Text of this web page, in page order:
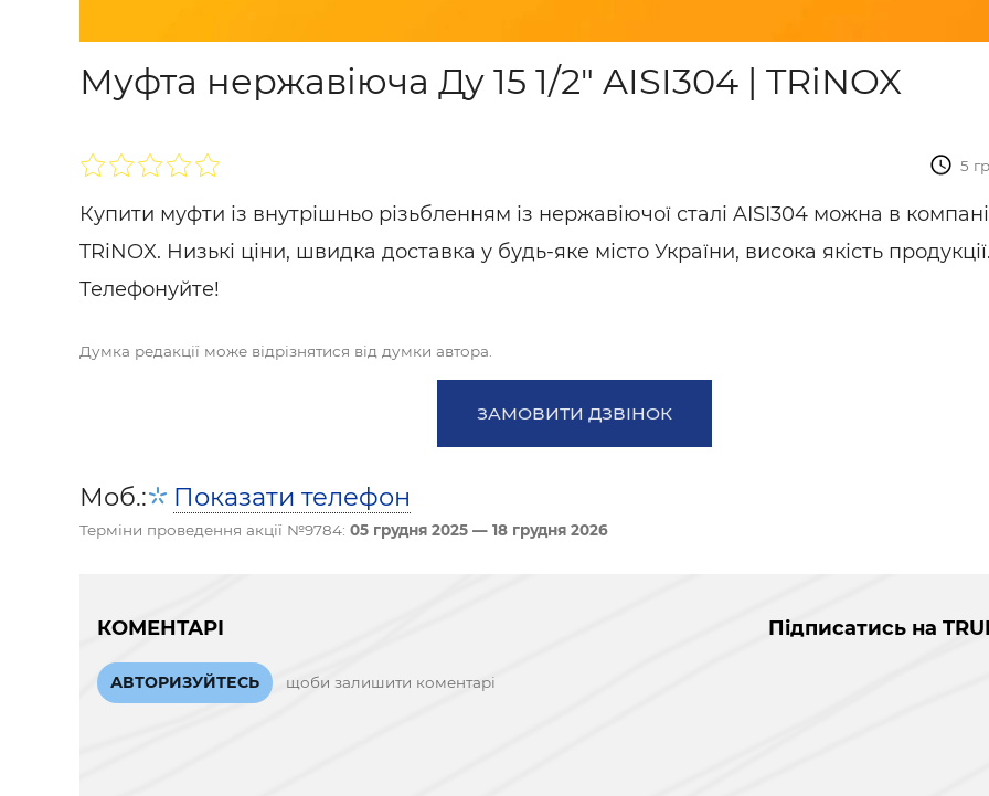
Муфта нержавіюча Ду 15 1/2" AISI304 | TRiNOX
5
Купити муфти із внутрішньо різьбленням із нержавіючої сталі AISI304 можна в
TRiNOX. Низькі ціни, швидка доставка у будь-яке місто України, висока якість
Телефонуйте!
Думка редакції може відрізнятися від думки автора.
ЗАМОВИТИ ДЗВІНОК
Моб.: Показати телефон
Терміни проведення акції №9784: 05 грудня 2025 — 18 грудня 2026
КОМЕНТАРІ
АВТОРИЗУЙТЕСЬ щоби залишити коментарі
Підписатись на